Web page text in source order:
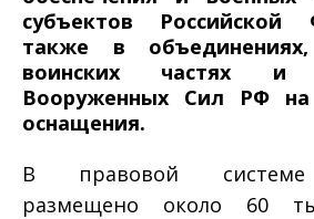
субъектов
также в объединениях,
воинских частях и
Вооруженных Сил РФ на
оснащения.
В правовой системе
размещено около 60